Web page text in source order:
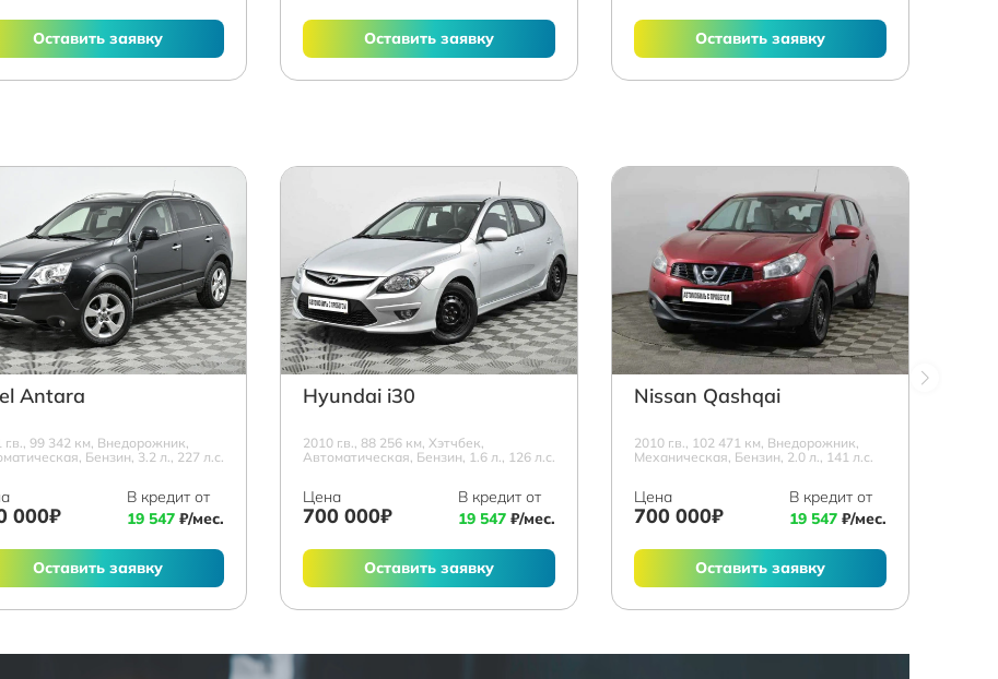
Оставить заявку Оставить заявку Оставить заявку
Antara
г.в., 99 342 км, Внедорожник,
Бензин, 3.2 л., 227 л.с.
000₽
В кредит от
19 547 ₽/мес.
Оставить заявку
Hyundai i30
2010 г.в., 88 256 км, Хэтчбек,
Автоматическая, Бензин, 1.6 л., 126 л.с.
Цена
700 000₽
В кредит от
19 547 ₽/мес.
Оставить заявку
Nissan Qashqai
2010 г.в., 102 471 км, Внедорожник,
Механическая, Бензин, 2.0 л., 141 л.с.
Цена
700 000₽
В кредит от
19 547 ₽/мес.
Оставить заявку